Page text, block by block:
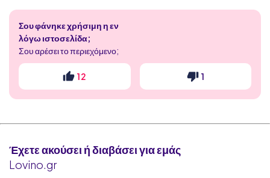
C-Date
Lust
Φίλοι με Προνόμια
Badoo
MilfChat
Eurofling
Σου φάνηκε χρήσιμη η εν
λόγω ιστοσελίδα;
Σου αρέσει το περιεχόμενο;
12 1
Έχετε ακούσει ή διαβάσει για εμάς
Lovino.gr